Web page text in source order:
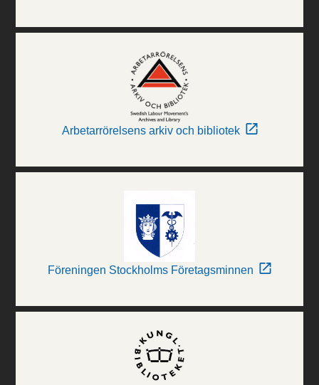
Arbetarrörelsens arkiv och bibliotek
Föreningen Stockholms Företagsminnen